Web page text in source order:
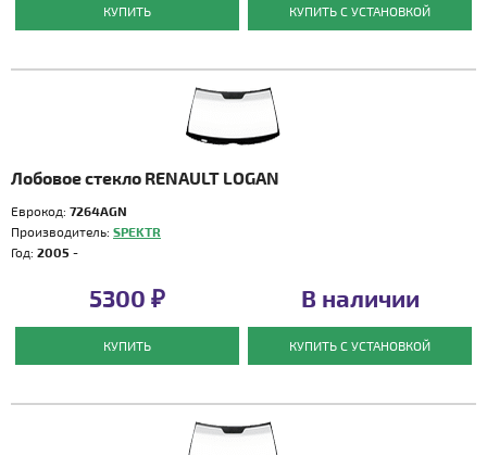
КУПИТЬ КУПИТЬ С УСТАНОВКОЙ
Лобовое стекло RENAULT LOGAN
Еврокод: 7264AGN
Производитель: SPEKTR
Год: 2005 -
5300 ₽
КУПИТЬ
В наличии
КУПИТЬ С УСТАНОВКОЙ